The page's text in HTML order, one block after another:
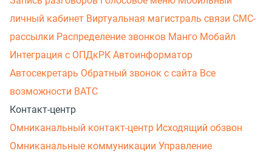
личный кабинет Виртуальная магистраль связи СМС-
рассылки Распределение звонков Манго Мобайл
Интеграция с ОПДкРК Автоинформатор
Автосекретарь Обратный звонок с сайта Все
возможности ВАТС
Контакт-центр
Омниканальный контакт-центр Исходящий обзвон
Омниканальные коммуникации Управление